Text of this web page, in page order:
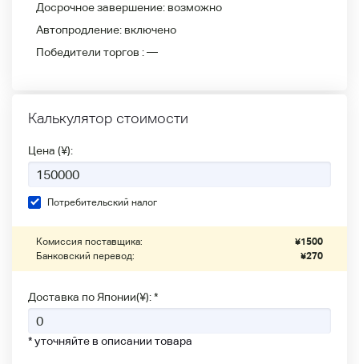
Досрочное завершение: возможно
Автопродление: включено
Победители
торгов :—
Калькулятор стоимости
Цена (¥):
Потребительский налог
Комиссия поставщика: ¥1500
Банковский перевод:
¥270
Доставка по Японии(¥): *
* уточняйте в описании товара